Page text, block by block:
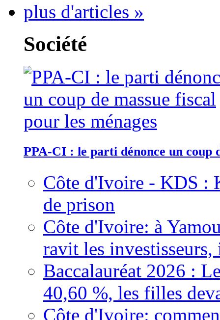
plus d'articles »
Société
PPA-CI : le parti dénonce un coup
Côte d'Ivoire - KDS :
de prison
Côte d'Ivoire: à
ravit les
Baccalauréat 2026 :
40,60 %, les filles
Côte d'Ivoire: